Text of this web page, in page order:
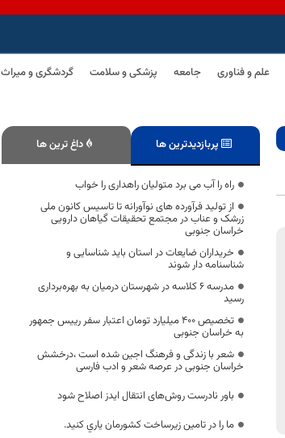
علم و فناوری جامعه پزشکی و سلامت گردشگری و
پربازدیدترین ها داغ ترین ها
راه را آب می برد متولیان راهداری را خواب
از تولید فرآورده های نوآورانه تا تاسیس کانون ملی
زرشک و عناب در مجتمع تحقیقات گیاهان دارویی
خراسان جنوبی
خریداران ضایعات در استان باید شناسایی و
شناسنامه دار شوند
مدرسه ۶ کلاسه در شهرستان درمیان به بهره‌برداری
رسید
تخصیص ۴۰۰ میلیارد تومان اعتبار سفر رییس جمهور
به خراسان جنوبی
شعر با زندگی و فرهنگ اجین شده است ،درخشش
خراسان جنوبی در عرصه شعر و ادب فارسی
باور نادرست روش‌های انتقال ایدز اصلاح شود
ما را در تامین زیرساخت کشورمان یاري کنيد.